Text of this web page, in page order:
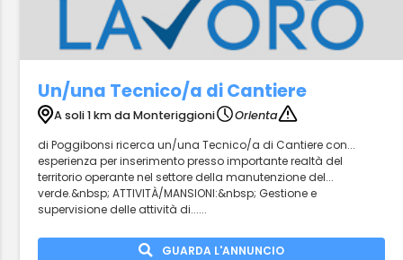
Un/una Tecnico/a di Cantiere
A soli 1 km da Monteriggioni
Orienta
di Poggibonsi ricerca un/una Tecnico/a di Cantiere con...
esperienza per inserimento presso importante realtà del
territorio operante nel settore della manutenzione del...
verde.&nbsp; ATTIVITÀ/MANSIONI:&nbsp; Gestione e
supervisione delle attività di......
GUARDA L'ANNUNCIO